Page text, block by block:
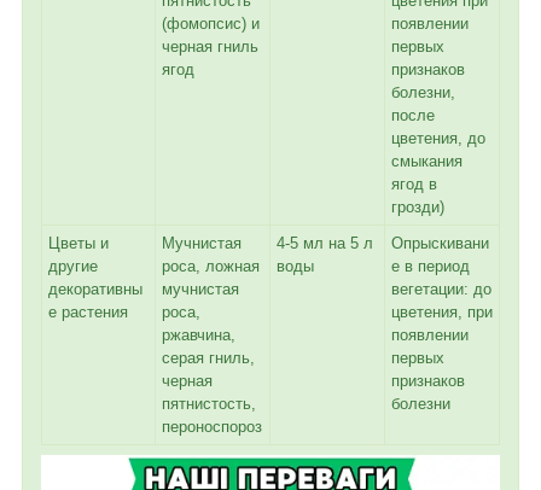
(фомопсис) и
черная гниль
ягод
появлении
первых
признаков
болезни,
после
цветения, до
смыкания
ягод в
грозди)
Цветы и
другие
декоративны
е растения
Мучнистая
роса, ложная
мучнистая
роса,
ржавчина,
серая гниль,
черная
пятнистость,
пероноспороз
4-5 мл на 5 л
воды
Опрыскивани
е в период
вегетации: до
цветения, при
появлении
первых
признаков
болезни